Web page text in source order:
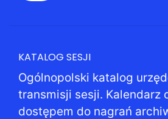
KATALOG SESJI
Ogólnopolski katalog
transmisji sesji. Kalendarz
dostępem do nagrań